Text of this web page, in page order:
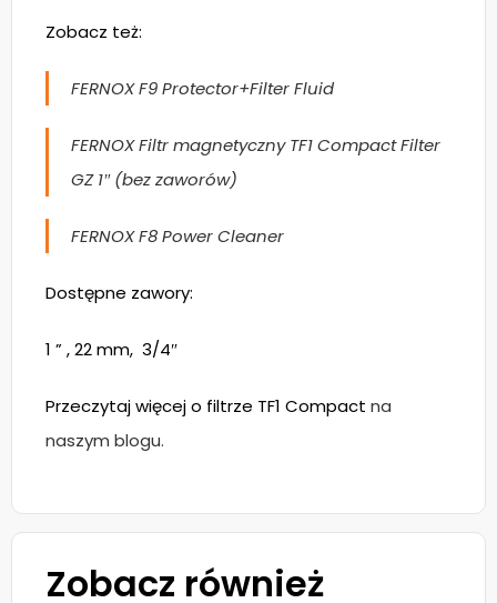
Zobacz też:
FERNOX F9 Protector+Filter Fluid
FERNOX Filtr magnetyczny TF1 Compact Filter
GZ 1″ (bez zaworów)
FERNOX F8 Power Cleaner
Dostępne zawory:
1 ” , 22 mm, 3/4″
Przeczytaj więcej o filtrze TF1 Compact na
naszym blogu.
Zobacz również